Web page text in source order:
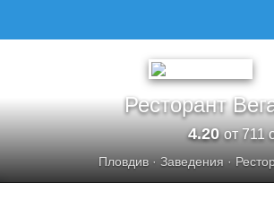
Ресторант
4.20от 711
Пловдив· Заведения ·